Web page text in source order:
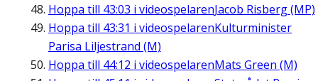
Hoppa till 43:03 i videospelarenJacob Risberg (MP)
Hoppa till 43:31 i videospelarenKulturminister
Parisa Liljestrand (M)
Hoppa till 44:12 i videospelarenMats Green (M)